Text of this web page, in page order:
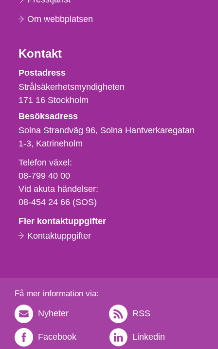
Om webbplatsen
Kontakt
Strålsäkerhetsmyndigheten
Postadress
Strålsäkerhetsmyndigheten
171 16 Stockholm
Besöksadress
Solna Strandväg 96, Solna Hantverkaregatan
1-3 Katrineholm
Telefon,
fax
och
e-
Telefon växel:
08-799 40 00
Vid akuta händelser:
08-454 24 66 (SOS)
Fler kontaktuppgifter
Kontaktuppgifter
Få mer information via:
Nyheter RSS
Facebook Linkedin